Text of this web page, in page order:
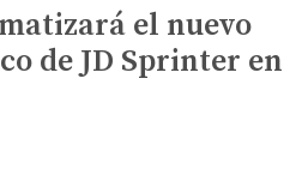
el nuevo
de JD Sprinter en